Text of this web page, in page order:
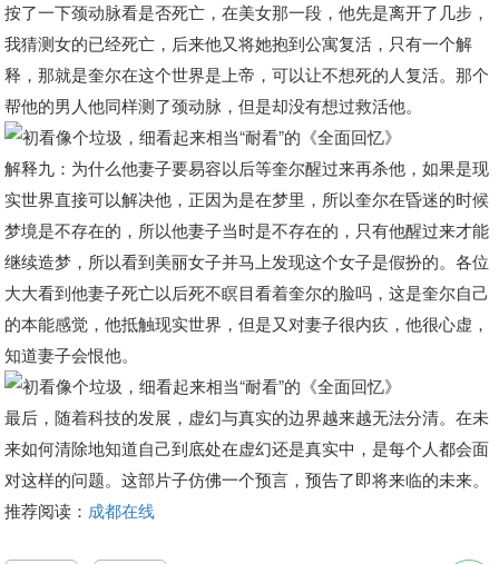
按了一下颈动脉看是否死亡，在美女那一段，他先是离开了几步，
我猜测女的已经死亡，后来他又将她抱到公寓复活，只有一个解
释，那就是奎尔在这个世界是上帝，可以让不想死的人复活。那个
帮他的男人他同样测了颈动脉，但是却没有想过救活他。
解释九：为什么他妻子要易容以后等奎尔醒过来再杀他，如果是现
实世界直接可以解决他，正因为是在梦里，所以奎尔在昏迷的时候
梦境是不存在的，所以他妻子当时是不存在的，只有他醒过来才能
继续造梦，所以看到美丽女子并马上发现这个女子是假扮的。各位
大大看到他妻子死亡以后死不瞑目看着奎尔的脸吗，这是奎尔自己
的本能感觉，他抵触现实世界，但是又对妻子很内疚，他很心虚，
知道妻子会恨他。
最后，随着科技的发展，虚幻与真实的边界越来越无法分清。在未
来如何清除地知道自己到底处在虚幻还是真实中，是每个人都会面
对这样的问题。这部片子仿佛一个预言，预告了即将来临的未来。
推荐阅读： 成都在线